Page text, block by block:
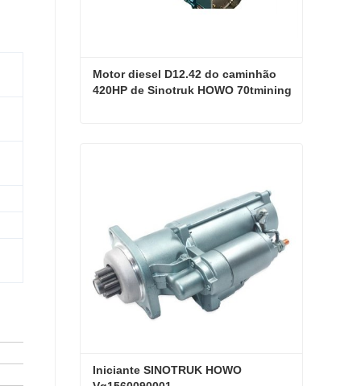
Motor diesel D12.42 do caminhão
420HP de Sinotruk HOWO 70tmining
Iniciante SINOTRUK HOWO